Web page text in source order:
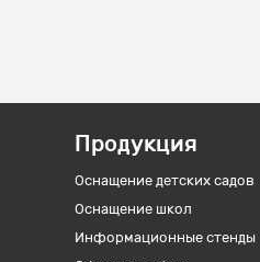
Продукция
Оснащение детских садов
Оснащение школ
Информационные стенды